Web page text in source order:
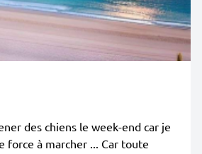
des chiens le week-end car je
force à marcher ... Car toute